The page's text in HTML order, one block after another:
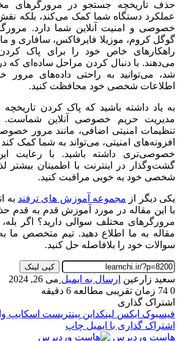
حذف تاریخچه جستجو در مرورگرهای
عملکرد دستگاه شما کمک می‌کند، بلکه
خصوصی و امنیت آنلاین شما دارد.
گوگل کروم، موزیلا فایرفاکس، سافاری و
راهکارهای خاص خود را برای پاک کردن
می‌دهند. با دنبال کردن مراحل ساده‌ای که
شد، می‌توانید به راحتی داده‌های مرور
اطلاعات شخصی خود محافظت کنید.
به یاد داشته باشید که پاک کردن
مدیریت حریم خصوصی آنلاین شماست.
افزونه‌های امنیتی، می‌تواند به شما کمک
خصوصی‌تری داشته باشید. با رعایت این
گشت‌وگذار در اینترنت با اطمینان بیشتر
شخصی خود به خوبی مراقبت کنید.
یکی دیگر از مجموعه آموزش های ترفند به
با این مقاله در مورد آموزش قدم به قدم
مرورگرهای مختلف سوالی دارید؟ اگر
مقاله به ما اطلاع دهید. تیم متخصص ما
سوالات خود را بلافاصله حل کنید.
کپی لینک
سعید زارعین ارسال به ایمیل می 26, 2024
0
زمان تقریبی مطالعه 6 دقیقه
اشتراک گذاری
فیسبوک ایکس لینکداین پینتریست اسکایپ
اشتراک گذاری با ایمیل چاپ
هاست وردپرس